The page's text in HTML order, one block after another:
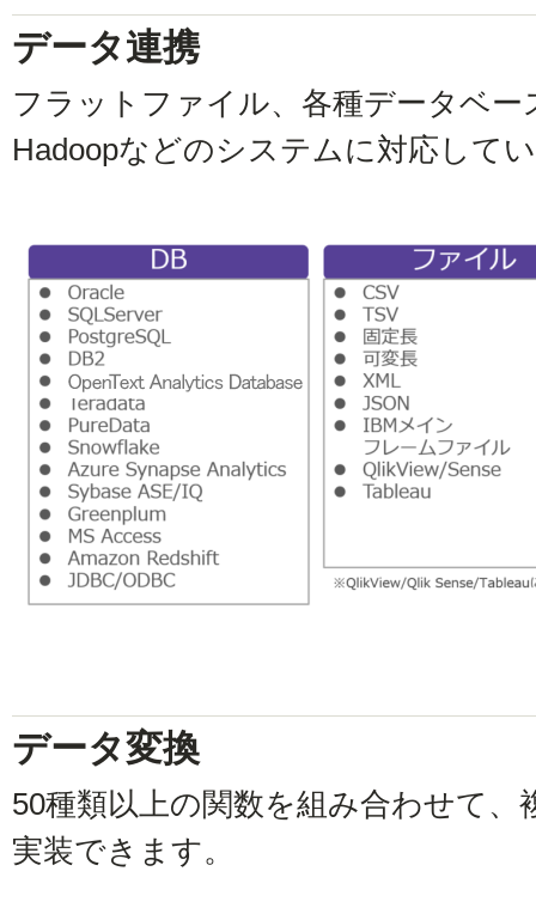
データ連携
フラットファイル、各種データベ
Hadoopなどのシステムに対応して
データ変換
50種類以上の関数を組み合わせて
実装できます。